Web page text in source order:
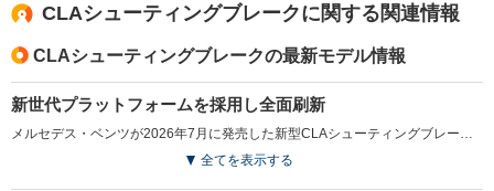
CLAシューティングブレークに関する関連情報
CLAシューティングブレークの最新モデル情報
新世代プラットフォームを採用し全面刷新
メルセデス・ベンツが2026年7月に発売した新型CLAシューティングブレークは、ドライブトレインからデジタル技術までを刷新した新世代モデルである。新開発のプラットフォーム「MMA」を採用し、1.5L直列4気筒ガソリンエンジンと48Vハイブリッドシステムを組み合わせた高効率パワートレインを搭載した。エクステリアは流麗なルーフラインやシームレスドアハンドルを採用し、空力性能とデザイン性を両立。インテリアでは大型パノラミックルーフやMBUXスーパースクリーンを採用し、先進的な室内空間を実現した。また、第4世代MBUXと独自の車載OS「MB.OS」を搭載し、生成AIを活用した音声アシスタントや新世代ナビゲーション機能を導入。通常時で455L、最大1295Lの荷室容量を確保し、実用性も高められている。（2026.7）
全てを表示する